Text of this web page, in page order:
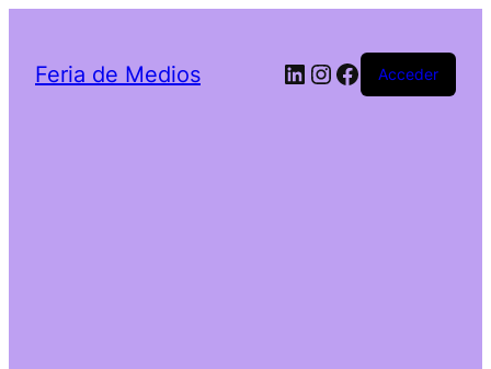
Feria de Medios LinkedIn
Instagram
Facebook
Acceder